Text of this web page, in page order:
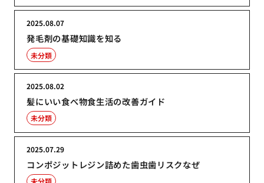
発毛剤の基礎知識を知る
2025.08.07
未分類
髪にいい食べ物食生活の改善ガイド
2025.08.02
未分類
コンポジットレジン詰めた歯虫歯リスクなぜ
2025.07.29